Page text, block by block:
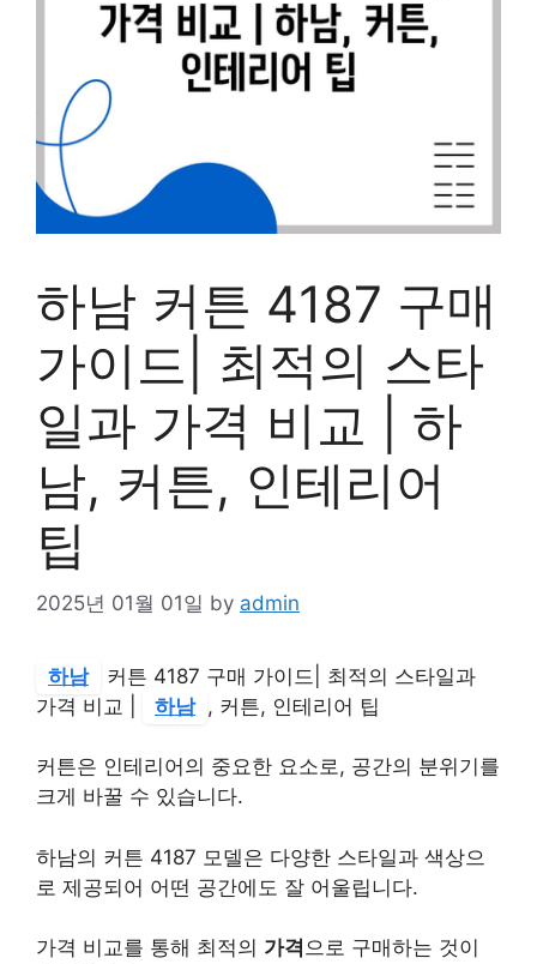
하남 커튼 4187 구매
가이드| 최적의 스타
일과 가격 비교 | 하
남, 커튼, 인테리어
팁
2025년 01월 01일 by admin
하남
커튼 4187 구매 가이드| 최적의 스타일과
가격 비교 |
하남 , 커튼, 인테리어 팁
커튼은 인테리어의 중요한 요소로, 공간의 분위기를
크게 바꿀 수 있습니다.
하남의 커튼 4187 모델은 다양한 스타일과 색상으
로 제공되어 어떤 공간에도 잘 어울립니다.
가격 비교를 통해 최적의 가격으로 구매하는 것이